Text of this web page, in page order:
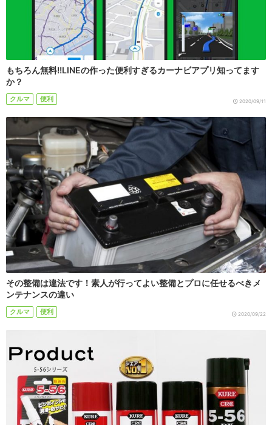
もちろん無料!!LINEの作った便利すぎるカーナビアプリ知ってます
か？
クルマ 便利 2020/09/11
その整備は違法です！素人が行ってよい整備とプロに任せるべきメ
ンテナンスの違い
クルマ 便利 2020/09/22